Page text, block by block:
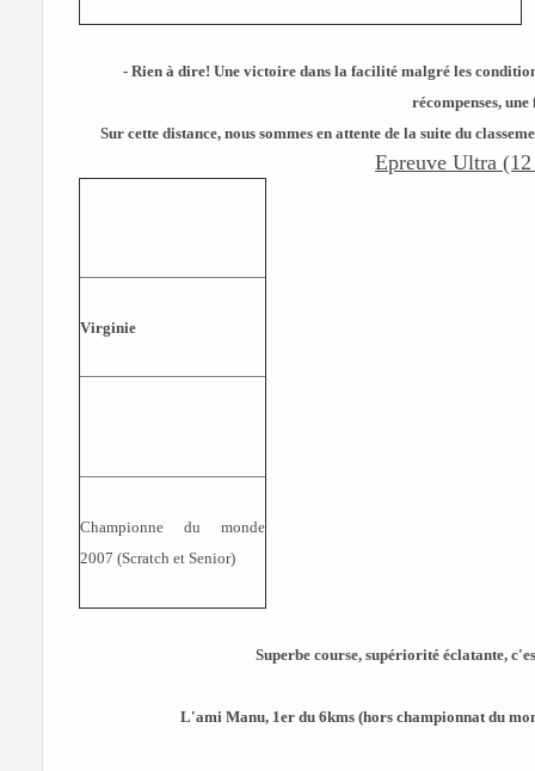
- Rien à dire! Une victoire dans la facilité malgré les
récompenses, une
Sur cette distance, nous sommes en attente de la suite du
Epreuve Ultra
Virginie
Championne du monde
2007 (Scratch et Senior)
Superbe course, supériorité éclatante,
L'ami Manu, 1er du 6kms (hors championnat du